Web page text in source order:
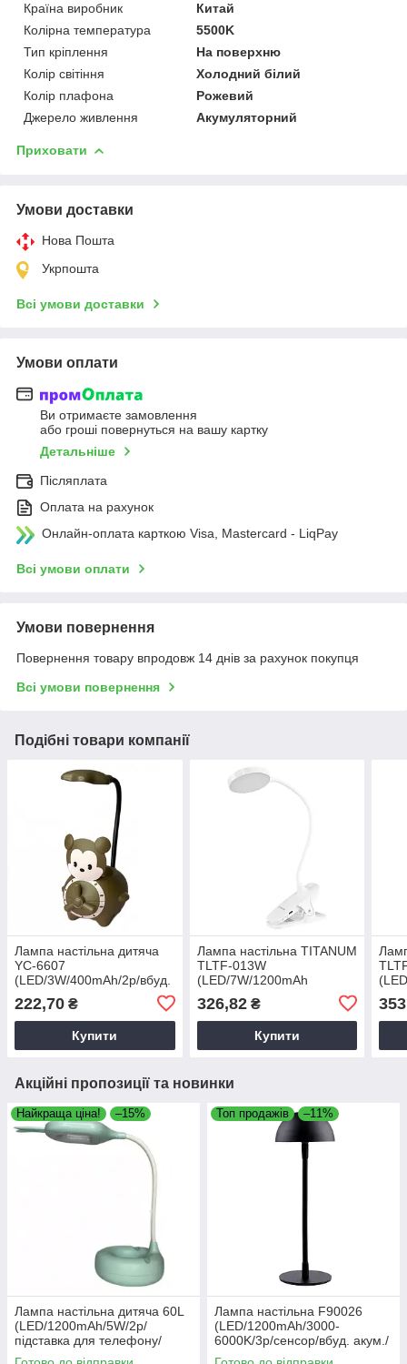
Країна виробник
Китай
Колірна температура
5500K
Тип кріплення
На поверхню
Колір світіння
Холодний білий
Колір плафона
Рожевий
Джерело живлення
Акумуляторний
Приховати
Умови доставки
Нова Пошта
Укрпошта
Всі умови доставки
Умови оплати
Ви отримаєте замовлення
або гроші повернуться на вашу картку
Детальніше
Післяплата
Оплата на рахунок
Онлайн-оплата карткою Visa, Mastercard - LiqPay
Всі умови оплати
Умови повернення
Повернення товару впродовж 14 днів за рахунок покупця
Всі умови повернення
Подібні товари компанії
Лампа настільна дитяча
YC-6607
(LED/3W/400mAh/2р/вбуд.
дитяча LED лампа
222,70 ₴
Купити
Лампа настільна TITANUM
TLTF-013W
(LED/7W/1200mAh
/220lm/3000-6000K/3р/на
прищіпці/вбуд. акум.) біла
326,82₴
Купити
Акційні пропозиції та новинки
Найкраща ціна! –15%
Лампа настільна дитяча 60L
(LED/1200mAh/5W/2р/
підставка для телефону/
вбудований акумулятор)
Топ продажів –11%
Лампа настільна F90026
(LED/1200mAh/3000-
6000K/3р/сенсор/вбуд. акум./
ЗП Type-C) 29 см чорна,